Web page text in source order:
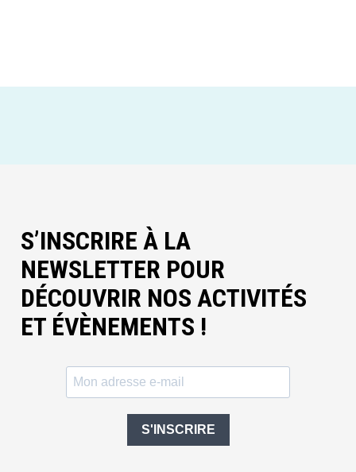
S’INSCRIRE À LA
NEWSLETTER POUR
DÉCOUVRIR NOS ACTIVITÉS
ET ÉVÈNEMENTS !
S'INSCRIRE